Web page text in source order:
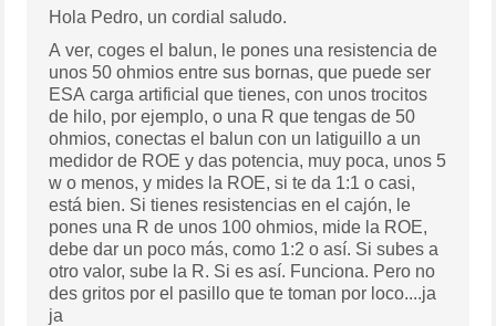
Hola Pedro, un cordial saludo.
A ver, coges el balun, le pones una resistencia de
unos 50 ohmios entre sus bornas, que puede ser
ESA carga artificial que tienes, con unos trocitos
de hilo, por ejemplo, o una R que tengas de 50
ohmios, conectas el balun con un latiguillo a un
medidor de ROE y das potencia, muy poca, unos 5
w o menos, y mides la ROE, si te da 1:1 o casi,
está bien. Si tienes resistencias en el cajón, le
pones una R de unos 100 ohmios, mide la ROE,
debe dar un poco más, como 1:2 o así. Si subes a
otro valor, sube la R. Si es así. Funciona. Pero no
des gritos por el pasillo que te toman por loco....ja
ja